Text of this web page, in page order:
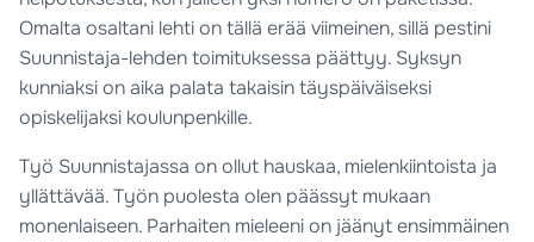
Omalta osaltani lehti on tällä erää viimeinen, sillä pestini
Suunnistaja-lehden toimituksessa päättyy. Syksyn
kunniaksi on aika palata takaisin täyspäiväiseksi
opiskelijaksi koulunpenkille.
Työ Suunnistajassa on ollut hauskaa, mielenkiintoista ja
yllättävää. Työn puolesta olen päässyt mukaan
monenlaiseen. Parhaiten mieleeni on jäänyt ensimmäinen